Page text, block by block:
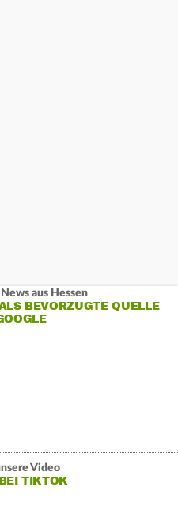
aus Hessen
BEVORZUGTE QUELLE
Video
TIKTOK